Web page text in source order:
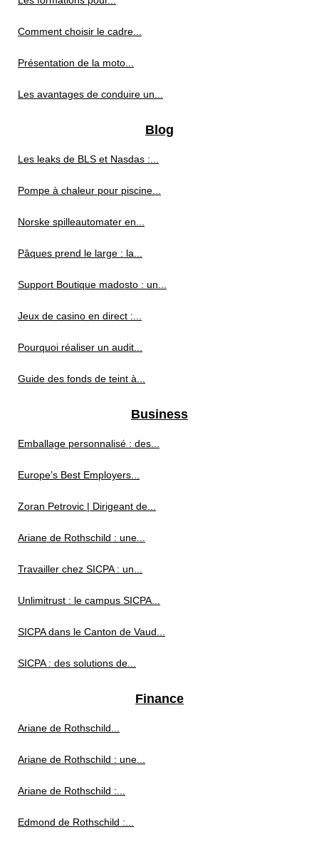
Comment choisir le cadre...
Présentation de la moto...
Les avantages de conduire un...
Blog
Les leaks de BLS et Nasdas :...
Pompe à chaleur pour piscine...
Norske spilleautomater en...
Pâques prend le large : la...
Support Boutique madosto : un...
Jeux de casino en direct :...
Pourquoi réaliser un audit...
Guide des fonds de teint à...
Business
Emballage personnalisé : des...
Europe’s Best Employers...
Zoran Petrovic | Dirigeant de...
Ariane de Rothschild : une...
Travailler chez SICPA : un...
Unlimitrust : le campus SICPA...
SICPA dans le Canton de Vaud...
SICPA : des solutions de...
Finance
Ariane de Rothschild...
Ariane de Rothschild : une...
Ariane de Rothschild :...
Edmond de Rothschild :...